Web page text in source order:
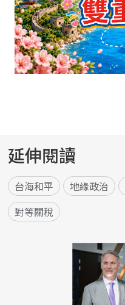
延伸閱讀
台海和平 地緣政治
對等關稅